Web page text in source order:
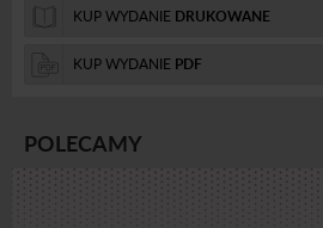
KUP WYDANIE DRUKOWANE
KUP WYDANIE PDF
POLECAMY